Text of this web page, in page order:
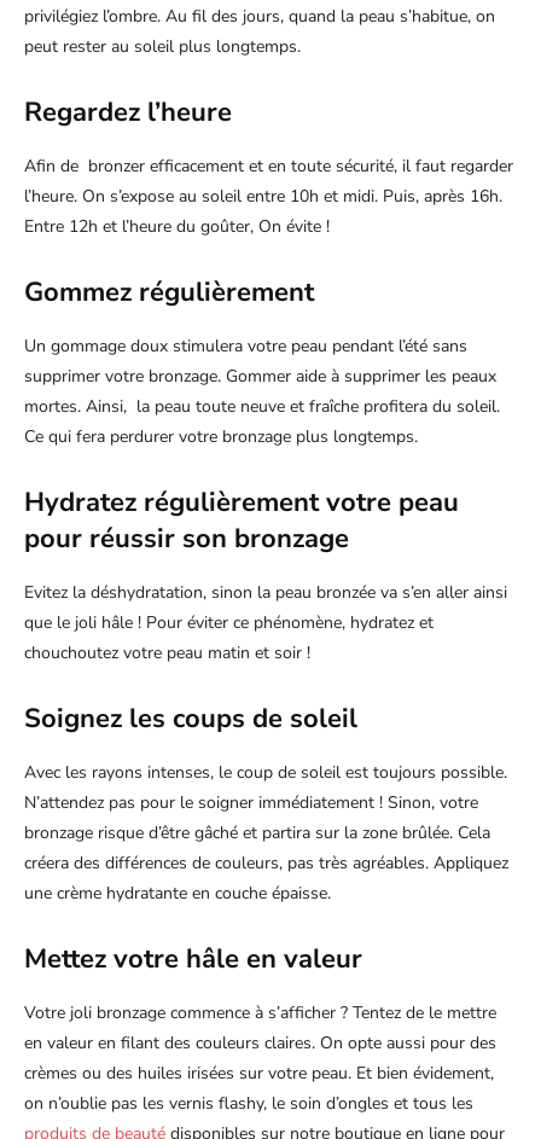
privilégiez l’ombre. Au fil des jours, quand la peau s’habitue, on
peut rester au soleil plus longtemps.
Regardez l’heure
Afin de bronzer efficacement et en toute sécurité, il faut regarder
l’heure. On s’expose au soleil entre 10h et midi. Puis, après 16h.
Entre 12h et l’heure du goûter, On évite !
Gommez régulièrement
Un gommage doux stimulera votre peau pendant l’été sans
supprimer votre bronzage. Gommer aide à supprimer les peaux
mortes. Ainsi, la peau toute neuve et fraîche profitera du soleil.
Ce qui fera perdurer votre bronzage plus longtemps.
Hydratez régulièrement votre peau
pour réussir son bronzage
Evitez la déshydratation, sinon la peau bronzée va s’en aller ainsi
que le joli hâle ! Pour éviter ce phénomène, hydratez et
chouchoutez votre peau matin et soir !
Soignez les coups de soleil
Avec les rayons intenses, le coup de soleil est toujours possible.
N’attendez pas pour le soigner immédiatement ! Sinon, votre
bronzage risque d’être gâché et partira sur la zone brûlée. Cela
créera des différences de couleurs, pas très agréables. Appliquez
une crème hydratante en couche épaisse.
Mettez votre hâle en valeur
Votre joli bronzage commence à s’afficher ? Tentez de le mettre
en valeur en filant des couleurs claires. On opte aussi pour des
crèmes ou des huiles irisées sur votre peau. Et bien évidement,
on n’oublie pas les vernis flashy, le soin d’ongles et tous les
produits de beauté disponibles sur notre boutique en ligne pour